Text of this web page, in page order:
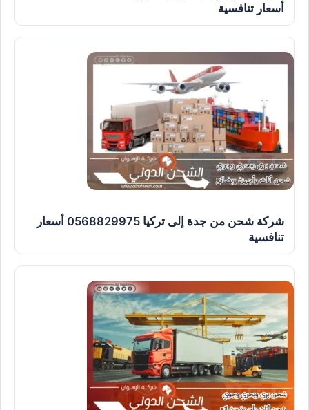
أسعار تنافسية
شركة شحن من جدة إلى تركيا 0568829975 أسعار
تنافسية